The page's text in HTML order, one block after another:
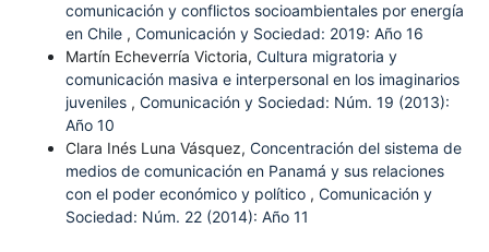
comunicación y conflictos socioambientales por energía
en Chile , Comunicación y Sociedad: 2019: Año 16
Martín Echeverría Victoria, Cultura migratoria y
comunicación masiva e interpersonal en los imaginarios
juveniles , Comunicación y Sociedad: Núm. 19 (2013):
Año 10
Clara Inés Luna Vásquez, Concentración del sistema de
medios de comunicación en Panamá y sus relaciones
con el poder económico y político , Comunicación y
Sociedad: Núm. 22 (2014): Año 11